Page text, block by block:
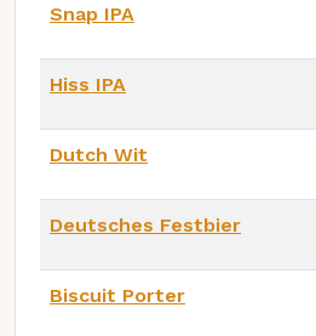
Snap IPA
Hiss IPA
Dutch Wit
Deutsches Festbier
Biscuit Porter